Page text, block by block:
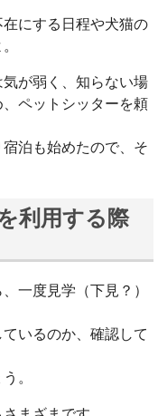
にする日程や犬猫の
が弱く、知らない場
ペットシッターを頼
泊も始めたので、そ
利用する際
一度見学（下見？）
いるのか、確認して
。